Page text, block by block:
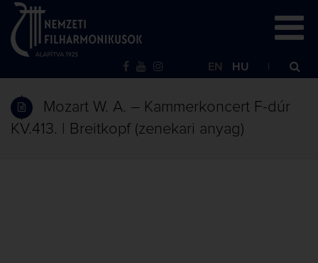
EN HU
Mozart W. A. – Kammerkoncert F-dúr
KV.413. | Breitkopf (zenekari anyag)